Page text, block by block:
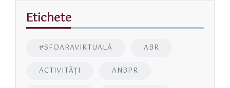
Etichete
#SFOARAVIRTUALĂ ABR
ACTIVITĂŢI ANBPR